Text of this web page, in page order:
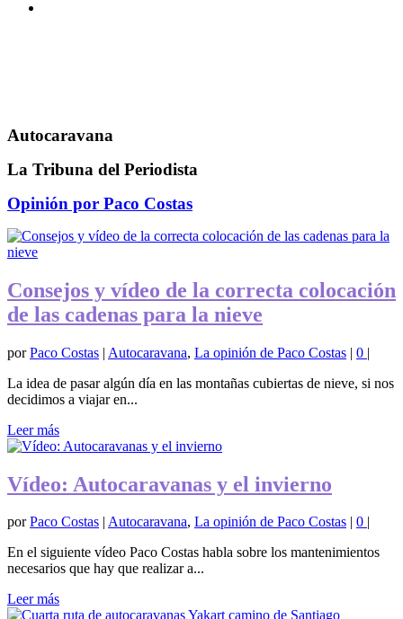
Autocaravana
La Tribuna del Periodista
Opinión por Paco Costas
Consejos y vídeo de la correcta colocación
de las cadenas para la nieve
porPaco Costas | Autocaravana, La opinión de Paco Costas | 0 |
La idea de pasar algún día en las montañas cubiertas de nieve, si nos
decidimos a viajar en...
Leer más
Vídeo: Autocaravanas y el invierno
porPaco Costas | Autocaravana, La opinión de Paco Costas | 0 |
En el siguiente vídeo Paco Costas habla sobre los mantenimientos
necesarios que hay que realizar a...
Leer más